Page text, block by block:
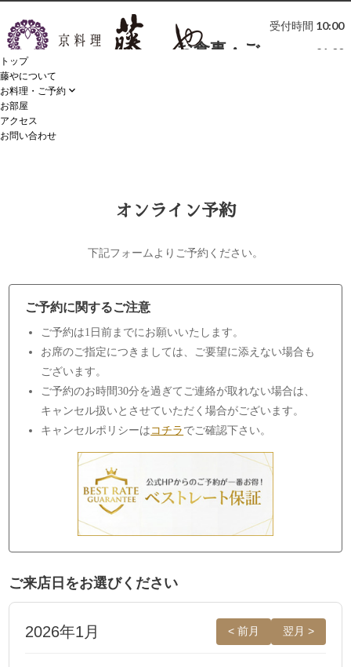
お食事のご予約は、
受付時間 10:00～21:00
 075-252-1811
お食事・ご
受付時間 10:00
～21:00
トップ
藤やについて
お料理・ご予約 
お部屋
アクセス
お問い合わせ
オンライン予約
下記フォームよりご予約ください。
ご予約に関するご注意
ご予約は1日前までにお願いいたします。
お席のご指定につきましては、ご要望に添えない場合も
ございます。
ご予約のお時間30分を過ぎてご連絡が取れない場合は、
キャンセル扱いとさせていただく場合がございます。
キャンセルポリシーは コチラ でご確認下さい。
ご来店日をお選びください
2026年1月 < 前月 翌月 >